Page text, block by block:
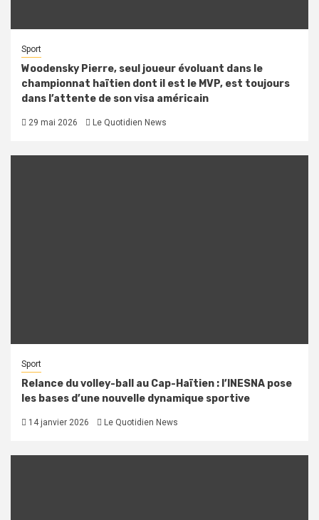
Sport
Woodensky Pierre, seul joueur évoluant dans le
championnat haïtien dont il est le MVP, est toujours
dans l’attente de son visa américain
29 mai 2026 Le Quotidien News
Sport
Relance du volley-ball au Cap-Haïtien : l’INESNA pose
les bases d’une nouvelle dynamique sportive
14 janvier 2026 Le Quotidien News